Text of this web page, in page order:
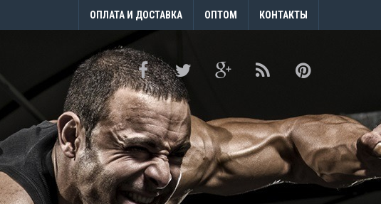
ОПЛАТА И ДОСТАВКА ОПТОМ КОНТАКТЫ